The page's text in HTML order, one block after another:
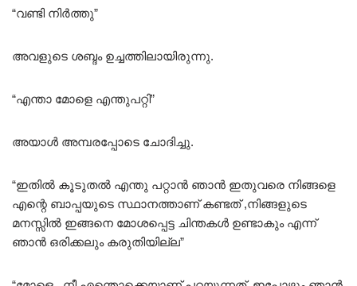
“വണ്ടി നിർത്തു”
അവളുടെ ശബ്ദം ഉച്ചത്തിലായിരുന്നു.
“എന്താ മോളെ എന്തുപറ്റി”
അയാൾ അമ്പരപ്പോടെ ചോദിച്ചു.
“ഇതിൽ കൂടുതൽ എന്തു പറ്റാൻ ഞാൻ ഇതുവരെ നിങ്ങളെ
എന്റെ ബാപ്പയുടെ സ്ഥാനത്താണ് കണ്ടത് ,നിങ്ങളുടെ
മനസ്സിൽ ഇങ്ങനെ മോശപ്പെട്ട ചിന്തകൾ ഉണ്ടാകും എന്ന്
ഞാൻ ഒരിക്കലും കരുതിയില്ല”